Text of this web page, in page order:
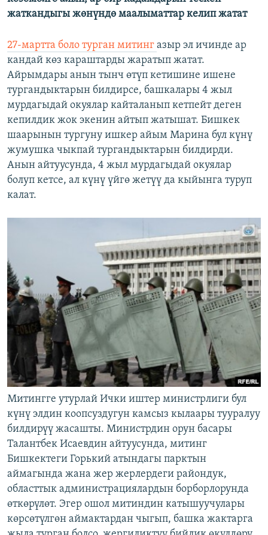
жаткандыгы жөнүндө маалыматтар келип жатат
27-мартта боло турган митинг азыр эл ичинде ар
кандай көз караштарды жаратып жатат.
Айрымдары анын тынч өтүп кетишине ишене
тургандыктарын билдирсе, башкалары 4 жыл
мурдагыдай окуялар кайталанып кетпейт деген
кепилдик жок экенин айтып жатышат. Бишкек
шаарынын тургуну ишкер айым Марина бул күнү
жумушка чыкпай тургандыктарын билдирди.
Анын айтуусунда, 4 жыл мурдагыдай окуялар
болуп кетсе, ал күнү үйгө жетүү да кыйынга туруп
калат.
Митингге утурлай Ички иштер министрлиги бул
күнү элдин коопсуздугун камсыз кылаары тууралуу
билдирүү жасашты. Министрдин орун басары
Талантбек Исаевдин айтуусунда, митинг
Бишкектеги Горький атындагы парктын
аймагында жана жер жерлердеги райондук,
областтык администрациялардын борборлорунда
өткөрүлөт. Эгер ошол митиндин катышуучулары
көрсөтүлгөн аймактардан чыгып, башка жактарга